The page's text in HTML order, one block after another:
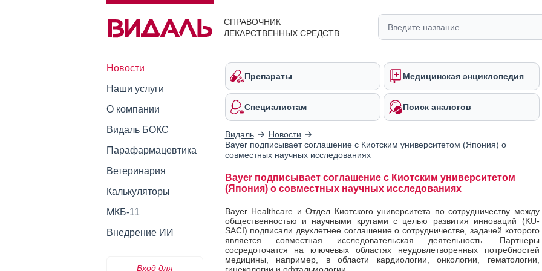
СПРАВОЧНИК
ЛЕКАРСТВЕННЫХ СРЕДСТВ
Новости
Наши услуги
О компании
Видаль БОКС
Парафармацевтика
Ветеринария
Калькуляторы
МКБ-11
Внедрение ИИ
Вход для
Препараты Медицинская энциклопедия
Специалистам Поиск аналогов
Видаль
Новости
Bayer подписывает соглашение с Киотским университетом (Япония) о
совместных научных исследованиях
Bayer подписывает соглашение с Киотским университетом
(Япония) о совместных научных исследованиях
Bayer Healthcare и Отдел Киотского университета по сотрудничеству между
общественностью и научными кругами с целью развития инноваций (KU-
SACI) подписали двухлетнее соглашение о сотрудничестве, задачей которого
является совместная исследовательская деятельность. Партнеры
сосредоточатся на ключевых областях неудовлетворенных потребностей
медицины, например, в области кардиологии, онкологии, гематологии,